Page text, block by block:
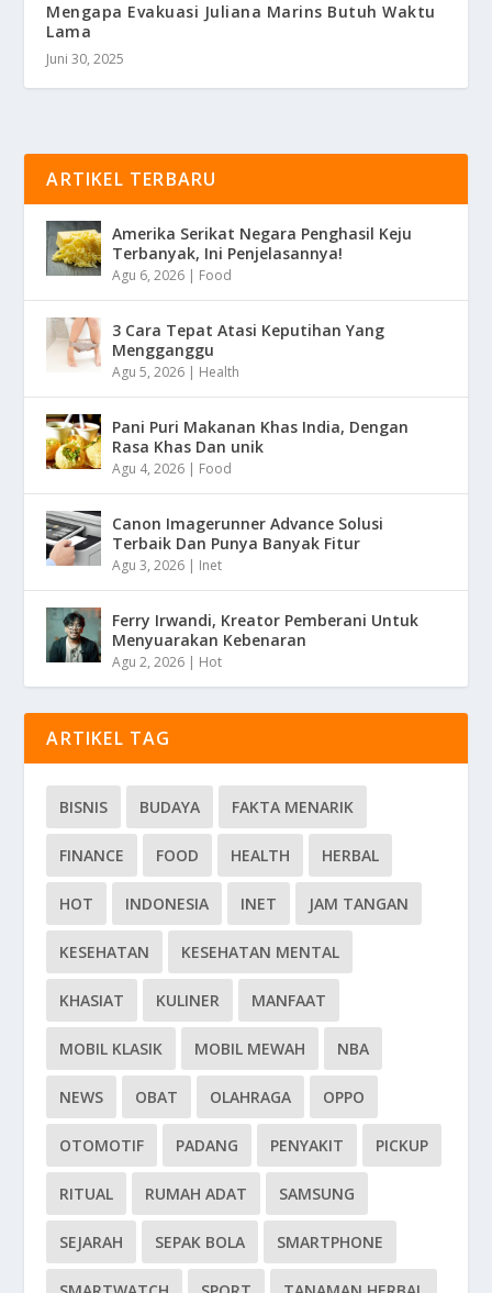
Mengapa Evakuasi Juliana Marins Butuh Waktu
Lama
Juni 30, 2025
ARTIKEL TERBARU
Amerika Serikat Negara Penghasil Keju
Terbanyak, Ini Penjelasannya!
Agu 6, 2026 | Food
3 Cara Tepat Atasi Keputihan Yang
Mengganggu
Agu 5, 2026 | Health
Pani Puri Makanan Khas India, Dengan
Rasa Khas Dan unik
Agu 4, 2026 | Food
Canon Imagerunner Advance Solusi
Terbaik Dan Punya Banyak Fitur
Agu 3, 2026 | Inet
Ferry Irwandi, Kreator Pemberani Untuk
Menyuarakan Kebenaran
Agu 2, 2026 | Hot
ARTIKEL TAG
BISNIS BUDAYA FAKTA MENARIK
FINANCE FOOD HEALTH HERBAL
HOT INDONESIA INET JAM TANGAN
KESEHATAN KESEHATAN MENTAL
KHASIAT KULINER MANFAAT
MOBIL KLASIK MOBIL MEWAH NBA
NEWS OBAT OLAHRAGA OPPO
OTOMOTIF PADANG PENYAKIT PICKUP
RITUAL RUMAH ADAT SAMSUNG
SEJARAH SEPAK BOLA SMARTPHONE